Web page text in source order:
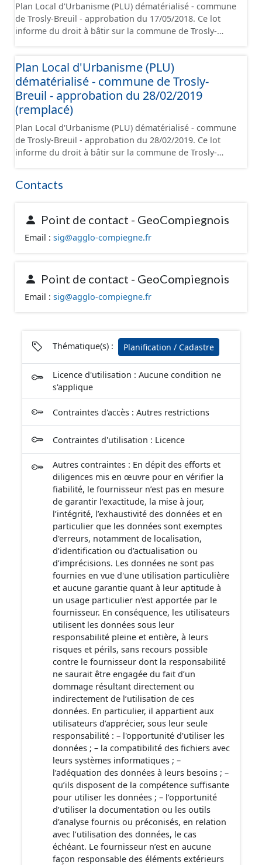
rappelé que seuls les documents papier font foi et sont
opposables d'un point de vue juridique.
Plan Local d'Urbanisme (PLU) dématérialisé - commune
de Trosly-Breuil - approbation du 17/05/2018. Ce lot
informe du droit à bâtir sur la commune de Trosly-
contient les pièces administratives, le rapport de
présentation, le PADD, le règlement (à l'exception des
plans de zonages), les annexes, les orientations
d'aménagement et les données géographiques. Malgré
l'attention portée à la création de ces données, il est
rappelé que seuls les documents papier font foi et sont
opposables d'un point de vue juridique.
Plan Local d'Urbanisme (PLU)
dématérialisé - commune de Trosly-
Breuil - approbation du 28/02/2019
(remplacé)
Plan Local d'Urbanisme (PLU) dématérialisé - commune
de Trosly-Breuil - approbation du 28/02/2019. Ce lot
informe du droit à bâtir sur la commune de Trosly-
contient les pièces administratives, le rapport de
plans de zonages), les annexes, les orientations
d'aménagement et les données géographiques. Malgré
l'attention portée à la création de ces données, il est
Contacts
Point de contact - GeoCompiegnois
Email : sig@agglo-compiegne.fr
Point de contact - GeoCompiegnois
Email : sig@agglo-compiegne.fr
Thématique(s) : Planification / Cadastre
Licence d'utilisation : Aucune condition ne
s'applique
Contraintes d'accès : Autres restrictions
Contraintes d'utilisation : Licence
Autres contraintes : En dépit des efforts et
diligences mis en œuvre pour en vérifier la
fiabilité, le fournisseur n’est pas en mesure
de garantir l’exactitude, la mise à jour,
l’intégrité, l’exhaustivité des données et en
particulier que les données sont exemptes
d'erreurs, notamment de localisation,
d’identification ou d’actualisation ou
d’imprécisions. Les données ne sont pas
fournies en vue d'une utilisation particulière
et aucune garantie quant à leur aptitude à
un usage particulier n'est apportée par le
fournisseur. En conséquence, les utilisateurs
utilisent les données sous leur
responsabilité pleine et entière, à leurs
risques et périls, sans recours possible
contre le fournisseur dont la responsabilité
ne saurait être engagée du fait d’un
dommage résultant directement ou
indirectement de l’utilisation de ces
données. En particulier, il appartient aux
utilisateurs d’apprécier, sous leur seule
responsabilité : – l'opportunité d'utiliser les
données ; – la compatibilité des fichiers avec
leurs systèmes informatiques ; –
l’adéquation des données à leurs besoins ; –
qu’ils disposent de la compétence suffisante
pour utiliser les données ; – l’opportunité
d’utiliser la documentation ou les outils
d’analyse fournis ou préconisés, en relation
avec l’utilisation des données, le cas
échéant. Le fournisseur n’est en aucune
façon responsable des éléments extérieurs